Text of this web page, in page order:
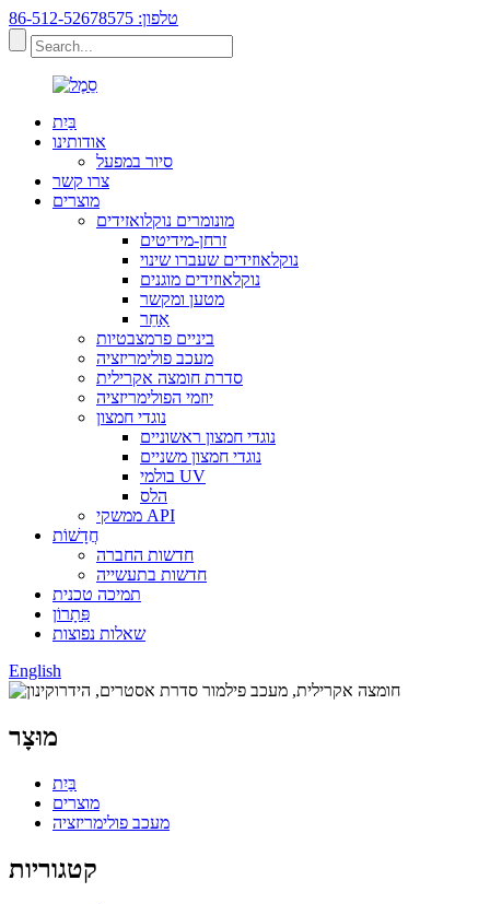
טלפון: 86-512-52678575
בַּיִת
אודותינו
סיור במפעל
צרו קשר
מוצרים
מונומרים נוקלואזידים
זרחן-מידיטים
נוקלאוזידים שעברו שינוי
נוקלאוזידים מוגנים
מטען ומקשר
אַחֵר
ביניים פרמצבטיות
מעכב פולימריזציה
סדרת חומצה אקרילית
יוזמי הפולימריזציה
נוגדי חמצון
נוגדי חמצון ראשוניים
נוגדי חמצון משניים
בולמי UV
הלס
ממשקי API
חֲדָשׁוֹת
חדשות החברה
חדשות בתעשייה
תמיכה טכנית
פִּתָרוֹן
שאלות נפוצות
English
מוּצָר
בַּיִת
מוצרים
מעכב פולימריזציה
קטגוריות